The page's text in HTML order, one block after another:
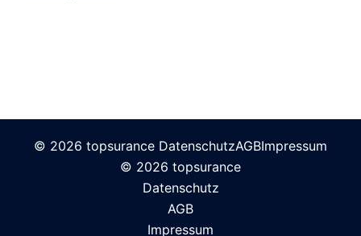
© 2026 topsurance DatenschutzAGBImpressum
© 2026 topsurance
Datenschutz
AGB
Impressum